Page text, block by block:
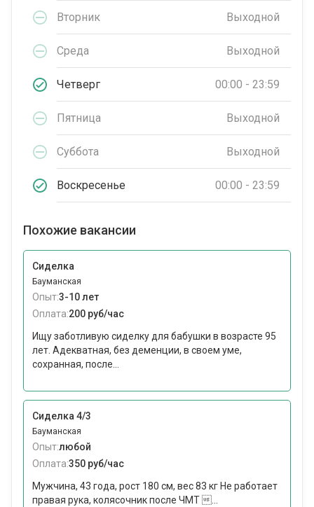
Вторник Выходной
Среда Выходной
Четверг 00:00 - 23:59
Пятница Выходной
Суббота Выходной
Воскресенье 00:00 - 23:59
Похожие вакансии
Сиделка
Бауманская
Опыт:3-10 лет
Оплата:200 руб/час
Ищу заботливую сиделку для бабушки в возрасте 95
лет. Адекватная, без деменции, в своем уме,
сохранная, после...
Сиделка 4/3
Бауманская
Опыт:любой
Оплата:350 руб/час
Мужчина, 43 года, рост 180 см, вес 83 кг Не работает
правая рука, колясочник после ЧМТ ...